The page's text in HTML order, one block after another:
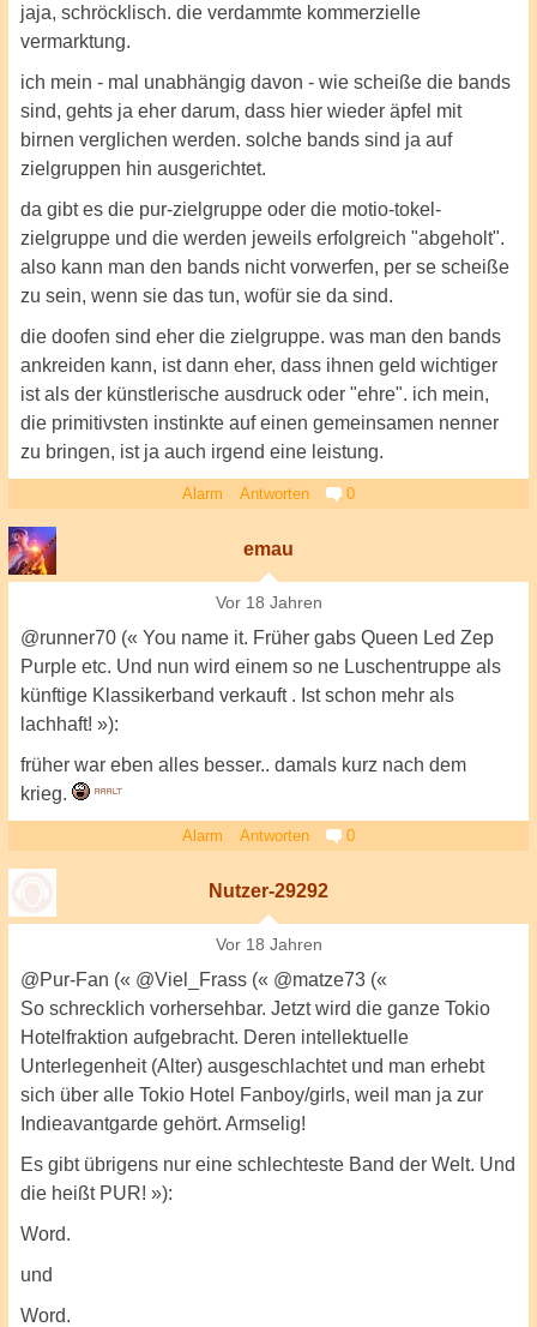
jaja, schröcklisch. die verdammte kommerzielle
vermarktung.
ich mein - mal unabhängig davon - wie scheiße die bands
sind, gehts ja eher darum, dass hier wieder äpfel mit
birnen verglichen werden. solche bands sind ja auf
zielgruppen hin ausgerichtet.
da gibt es die pur-zielgruppe oder die motio-tokel-
zielgruppe und die werden jeweils erfolgreich "abgeholt".
also kann man den bands nicht vorwerfen, per se scheiße
zu sein, wenn sie das tun, wofür sie da sind.
die doofen sind eher die zielgruppe. was man den bands
ankreiden kann, ist dann eher, dass ihnen geld wichtiger
ist als der künstlerische ausdruck oder "ehre". ich mein,
die primitivsten instinkte auf einen gemeinsamen nenner
zu bringen, ist ja auch irgend eine leistung.
Alarm Antworten 0
emau
Vor 18 Jahren
@runner70 (« You name it. Früher gabs Queen Led Zep
Purple etc. Und nun wird einem so ne Luschentruppe als
künftige Klassikerband verkauft . Ist schon mehr als
lachhaft! »):
früher war eben alles besser.. damals kurz nach dem
krieg.
Alarm Antworten 0
Nutzer-29292
Vor 18 Jahren
@Pur-Fan (« @Viel_Frass (« @matze73 («
So schrecklich vorhersehbar. Jetzt wird die ganze Tokio
Hotelfraktion aufgebracht. Deren intellektuelle
Unterlegenheit (Alter) ausgeschlachtet und man erhebt
sich über alle Tokio Hotel Fanboy/girls, weil man ja zur
Indieavantgarde gehört. Armselig!
Es gibt übrigens nur eine schlechteste Band der Welt. Und
die heißt PUR! »):
Word.
und
Word.